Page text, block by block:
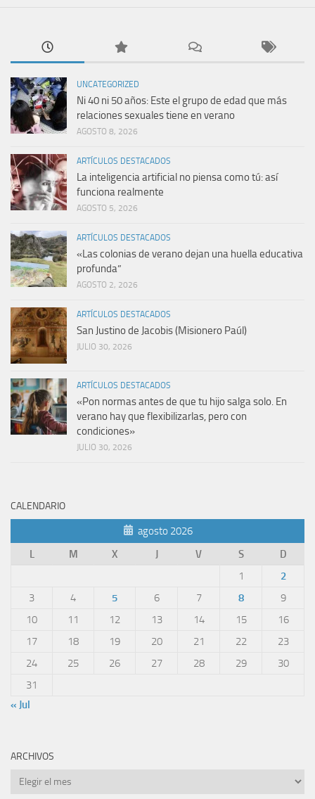
UNCATEGORIZED
Ni 40 ni 50 años: Este el grupo de edad que más
relaciones sexuales tiene en verano
AGOSTO 8, 2026
ARTÍCULOS DESTACADOS
La inteligencia artificial no piensa como tú: así
funciona realmente
AGOSTO 5, 2026
ARTÍCULOS DESTACADOS
«Las colonias de verano dejan una huella educativa
profunda”
AGOSTO 2, 2026
ARTÍCULOS DESTACADOS
San Justino de Jacobis (Misionero Paúl)
JULIO 30, 2026
ARTÍCULOS DESTACADOS
«Pon normas antes de que tu hijo salga solo. En
verano hay que flexibilizarlas, pero con
condiciones»
JULIO 30, 2026
CALENDARIO
agosto 2026
L
M X J V S
D
1
2
3
4 5 6 7 8
9
10
11 12 13 14 15
16
17
18 19 20 21 22
23
24
25 26 27 28 29
30
31
« Jul
ARCHIVOS
Archivos